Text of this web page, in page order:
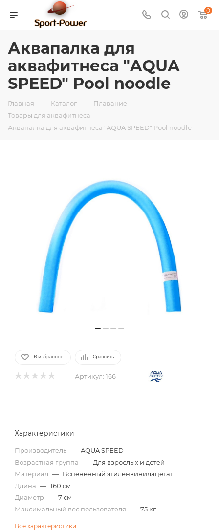
0
Аквапалка для
аквафитнеса "AQUA
SPEED" Pool noodle
Главная — Каталог — Плавание —
Товары для аквафитнеса —
Аквапалка для аквафитнеса "AQUA SPEED" Pool noodle
В избранное Сравнить
Артикул: 166
Характеристики
Производитель — AQUA SPEED
Возрастная группа — Для взрослых и детей
Материал — Вспененный этиленвинилацетат
Длина — 160 см
Диаметр — 7 см
Максимальный вес пользователя — 75 кг
Все характеристики